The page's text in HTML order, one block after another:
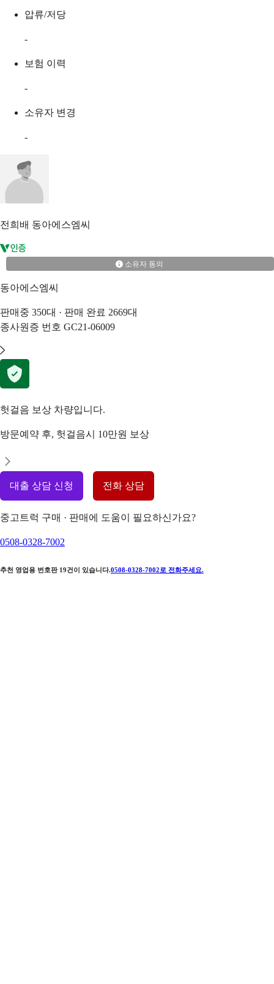
압류/저당
-
보험 이력
-
소유자 변경
-
전희배 동아에스엠씨
소유자 동의
동아에스엠씨
판매중 350대 · 판매 완료 2669대
종사원증 번호 GC21-06009
헛걸음 보상 차량입니다.
방문예약 후, 헛걸음시 10만원 보상
대출 상담 신청 전화 상담
중고트럭 구매 · 판매에 도움이 필요하신가요?
0508-0328-7002
추천 영업용 번호판 19건이 있습니다.0508-0328-7002 로 전화주세요.